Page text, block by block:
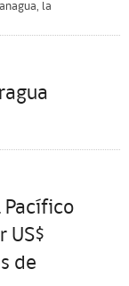
la
Pacífico
US$
de